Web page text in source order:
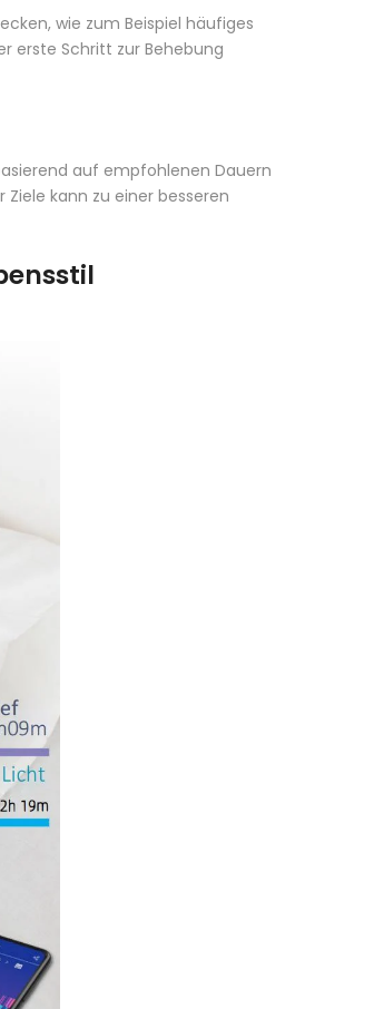
wie zum Beispiel häufiges
erste Schritt zur Behebung
auf empfohlenen Dauern
kann zu einer besseren